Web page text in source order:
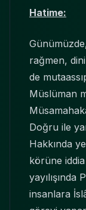
Hatime:
rağmen,
de
Müslüman
Doğru ile
Hakkında
körüne iddia
yayılışında
insanlara